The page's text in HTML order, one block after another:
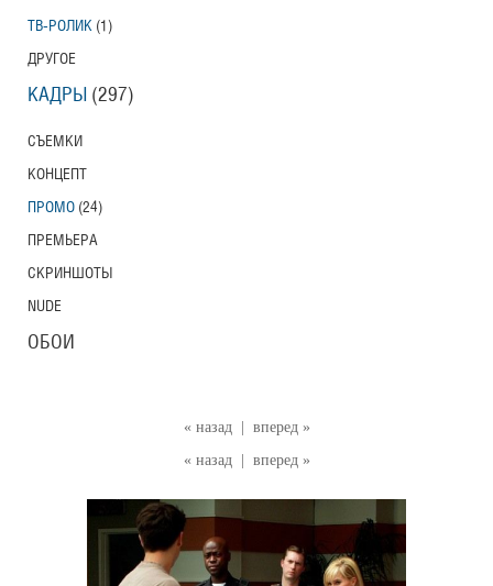
« назад
вперед »
« назад
вперед »
ТВ-РОЛИК (1)
ДРУГОЕ
КАДРЫ (297)
СЪЕМКИ
КОНЦЕПТ
ПРОМО (24)
ПРЕМЬЕРА
СКРИНШОТЫ
NUDE
ОБОИ